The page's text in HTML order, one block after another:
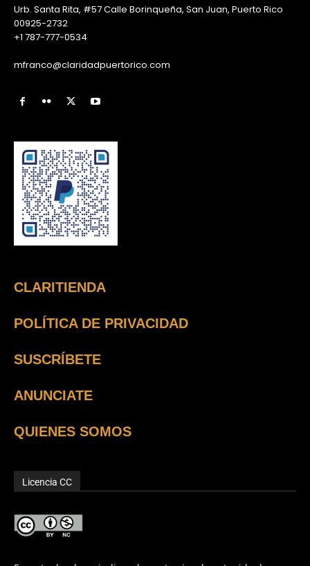
Urb. Santa Rita, #57 Calle Borinqueña, San Juan, Puerto Rico
00925-2732
+1 787-777-0534
mfranco@claridadpuertorico.com
CLARITIENDA
POLÍTICA DE PRIVACIDAD
SUSCRÍBETE
ANUNCIATE
QUIENES SOMOS
Licencia CC